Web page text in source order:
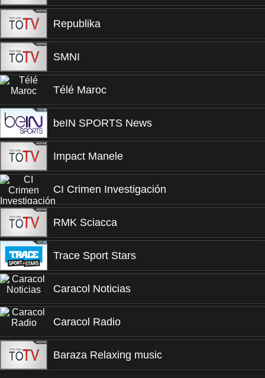
Republika
SMNI
Télé Maroc
beIN SPORTS News
Impact Manele
CI Crimen Investigación
RMK Sciacca
Trace Sport Stars
Caracol Noticias
Caracol Radio
Baraza Relaxing music